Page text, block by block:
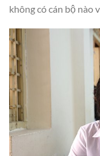
không có cán bộ nào